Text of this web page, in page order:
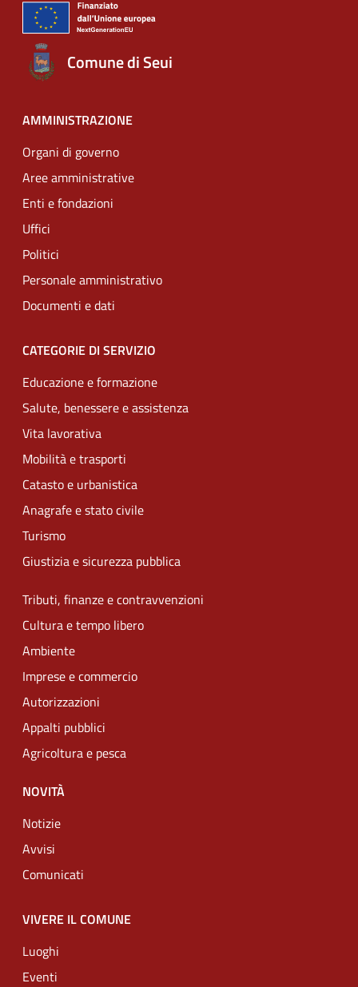
Comune di Seui
AMMINISTRAZIONE
Organi di governo
Aree amministrative
Enti e fondazioni
Uffici
Politici
Personale amministrativo
Documenti e dati
CATEGORIE DI SERVIZIO
Educazione e formazione
Salute, benessere e assistenza
Vita lavorativa
Mobilità e trasporti
Catasto e urbanistica
Anagrafe e stato civile
Turismo
Giustizia e sicurezza pubblica
Tributi, finanze e contravvenzioni
Cultura e tempo libero
Ambiente
Imprese e commercio
Autorizzazioni
Appalti pubblici
Agricoltura e pesca
NOVITÀ
Notizie
Avvisi
Comunicati
VIVERE IL COMUNE
Luoghi
Eventi